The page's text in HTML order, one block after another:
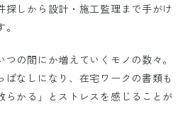
探しから設計・施工監理まで手がけ
の間にか増えていくモノの数々。
なしになり、在宅ワークの書類も
らかる」とストレスを感じることが